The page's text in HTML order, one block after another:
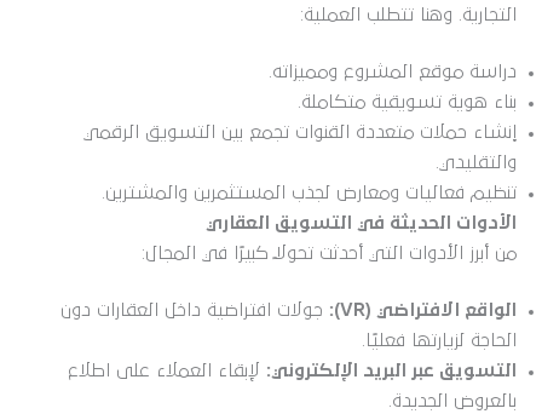
التجارية. وهنا تتطلب العملية:
دراسة موقع المشروع ومميزاته.
بناء هوية تسويقية متكاملة.
إنشاء حملات متعددة القنوات تجمع بين التسويق الرقمي
والتقليدي.
تنظيم فعاليات ومعارض لجذب المستثمرين والمشترين.
الأدوات الحديثة في التسويق العقاري
من أبرز الأدوات التي أحدثت تحولًا كبيرًا في المجال:
الواقع الافتراضي (VR):
جولات افتراضية داخل العقارات دون
الحاجة لزيارتها فعليًا.
التسويق عبر البريد الإلكتروني: لإبقاء العملاء على اطلاع
بالعروض الجديدة.